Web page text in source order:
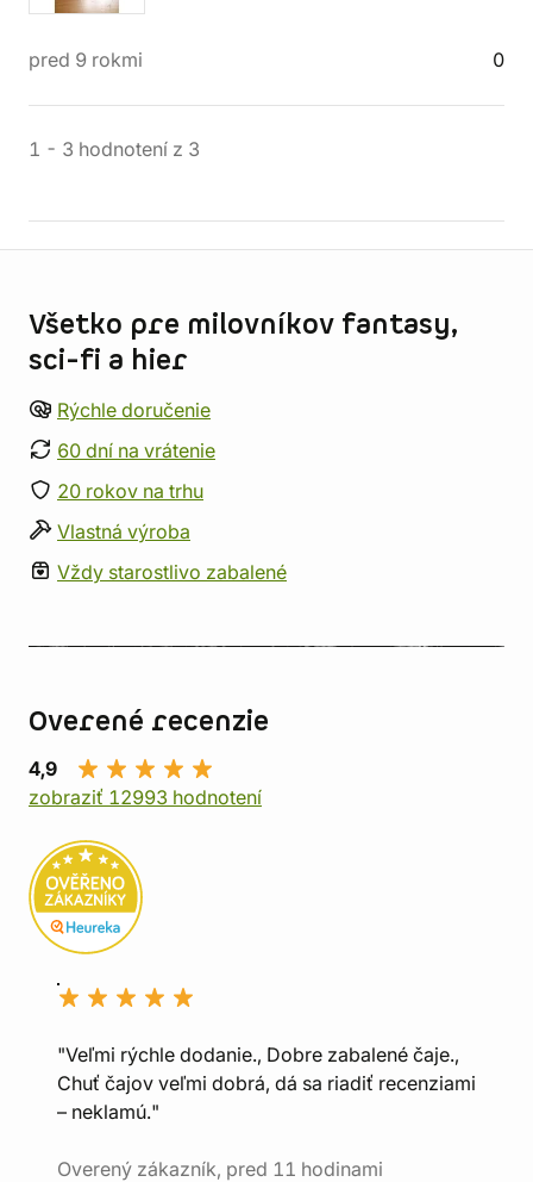
pred 9 rokmi 0
1 - 3 hodnotení z 3
Všetko pre milovníkov fantasy,
sci-fi a hier
Rýchle doručenie
60 dní na vrátenie
20 rokov na trhu
Vlastná výroba
Vždy starostlivo zabalené
Overené recenzie
4,9
zobraziť 12993 hodnotení
"Veľmi rýchle dodanie., Dobre zabalené čaje.,
Chuť čajov veľmi dobrá, dá sa riadiť recenziami
– neklamú."
Overený zákazník, pred 11 hodinami